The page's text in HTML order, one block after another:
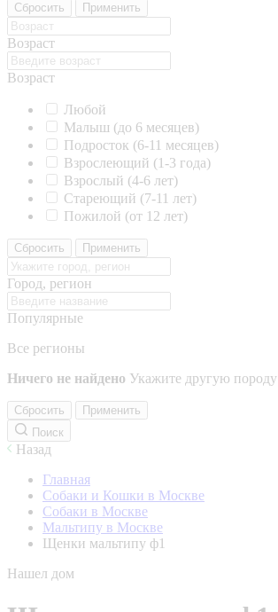
Сбросить Применить
Возраст
Возраст
Любой
Малыш (до 6 месяцев)
Подросток (6-11 месяцев)
Взрослеющий (1-3 года)
Взрослый (4-6 лет)
Стареющий (7-11 лет)
Пожилой (от 12 лет)
Сбросить Применить
Город, регион
Популярные
Все регионы
Ничего не найдено Укажите другую породу
Сбросить
Применить
Поиск
Назад
Главная
Собаки и Кошки в Москве
Собаки в Москве
Мальтипу в Москве
Щенки мальтипу ф1
Нашел дом